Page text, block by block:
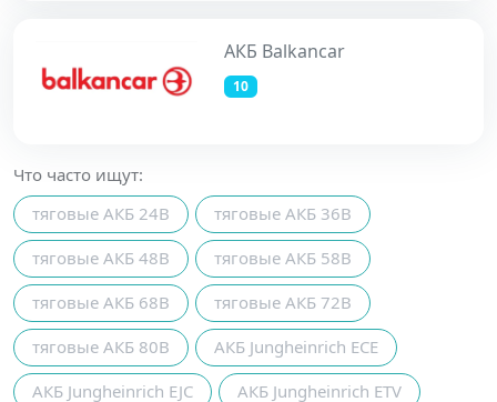
АКБ Balkancar
10
Что часто ищут:
тяговые АКБ 24В
тяговые АКБ 36В
тяговые АКБ 48В
тяговые АКБ 58В
тяговые АКБ 68В
тяговые АКБ 72В
тяговые АКБ 80В
АКБ Jungheinrich ECE
АКБ Jungheinrich EJC
АКБ Jungheinrich ETV